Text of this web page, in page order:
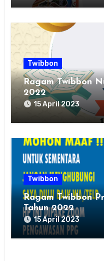
Twibbon
Ragam Twibbon
2022
15 April 2023
Twibbon
Ragam Twibbon
Tahun 2022
15 April 2023